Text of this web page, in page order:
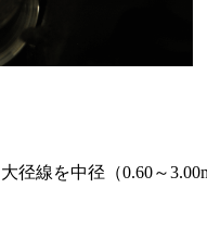
線を中径（0.60～